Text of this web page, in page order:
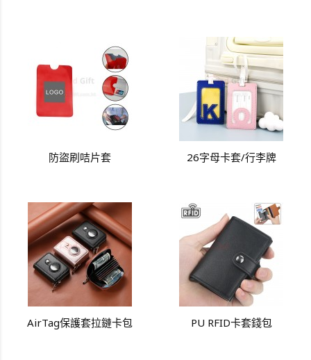
防盜刷咭片套 26字母卡套/行李牌
AirTag保護套拉鏈卡包 PU RFID卡套錢包